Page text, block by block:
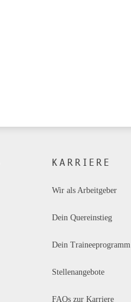
KARRIERE
Wir als Arbeitgeber
Dein Quereinstieg
Dein Traineeprogramm
Stellenangebote
FAQs zur Karriere